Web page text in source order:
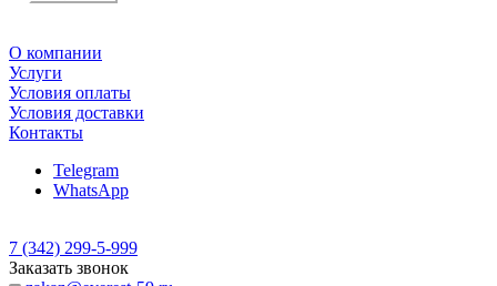
О компании
Услуги
Условия оплаты
Условия доставки
Контакты
Telegram
WhatsApp
7 (342) 299-5-999
Заказать звонок